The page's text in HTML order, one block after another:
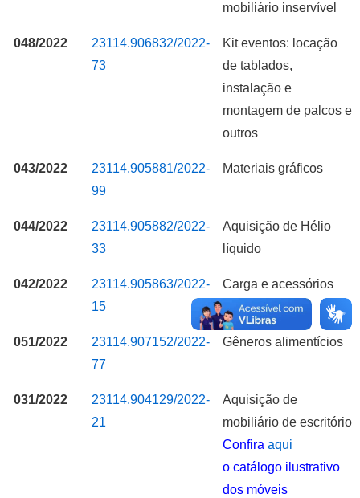
mobiliário inservível
048/2022
23114.906832/2022-
73
Kit eventos: locação
de tablados,
instalação e
montagem de palcos e
outros
043/2022
23114.905881/2022-
99
Materiais gráficos
044/2022
23114.905882/2022-
33
Aquisição de Hélio
líquido
042/2022
23114.905863/2022-
15
Carga e acessórios
para extintores
051/2022
23114.907152/2022-
77
Gêneros alimentícios
031/2022
23114.904129/2022-
21
Aquisição de
mobiliário de escritório
Confira aqui
o catálogo ilustrativo
dos móveis